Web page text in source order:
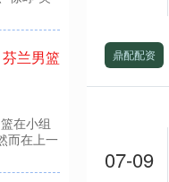
鼎配配资
07-09